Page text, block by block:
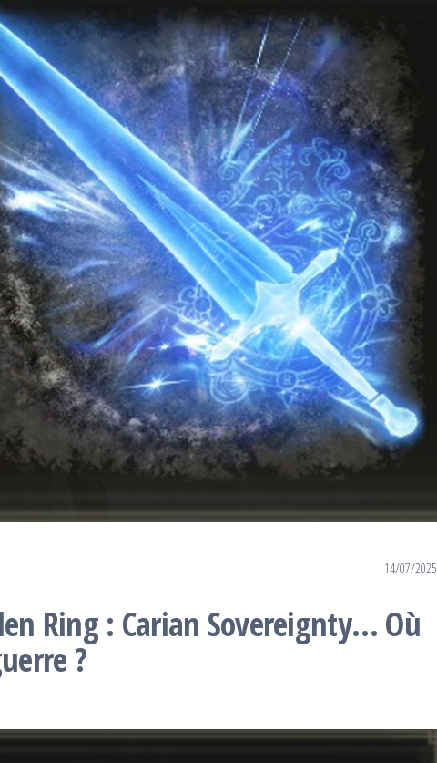
14/07/2025
Ring : Carian Sovereignty… Où
?